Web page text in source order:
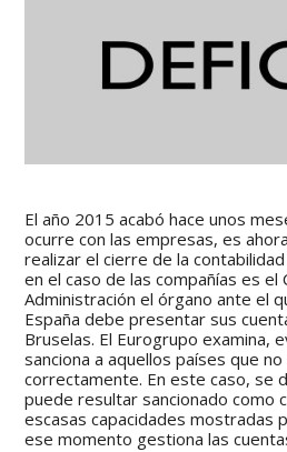
El año 2015 acabó hace unos
ocurre con las empresas, es
realizar el cierre de la
en el caso de las compañías es el
Administración el órgano ante el
España debe presentar sus
Bruselas. El Eurogrupo examina,
sanciona a aquellos países que
correctamente. En este caso, se
puede resultar sancionado como
escasas capacidades mostradas
ese momento gestiona las